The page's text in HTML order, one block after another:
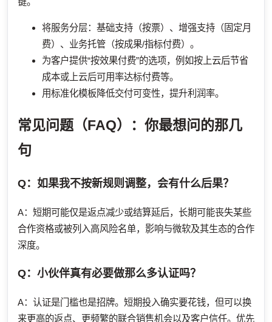
将服务分层：基础支持（按票）、增强支持（固定月
费）、业务托管（按成果/指标付费）。
为客户提供“按效果付费”的选项，例如按上云后节省
成本或上云后可用率达标付费等。
用标准化模板降低交付可变性，提升利润率。
常见问题（FAQ）：你最想问的那几
句
Q：如果我不按新规则调整，会有什么后果？
A：短期可能仅是返点减少或结算延后，长期可能丧失某些
合作资格或被列入高风险名单，影响与微软及其生态的合作
深度。
Q：小伙伴真有必要做那么多认证吗？
A：认证是门槛也是招牌。短期投入确实要花钱，但可以换
来更高的返点、更频繁的联合销售机会以及客户信任。优先